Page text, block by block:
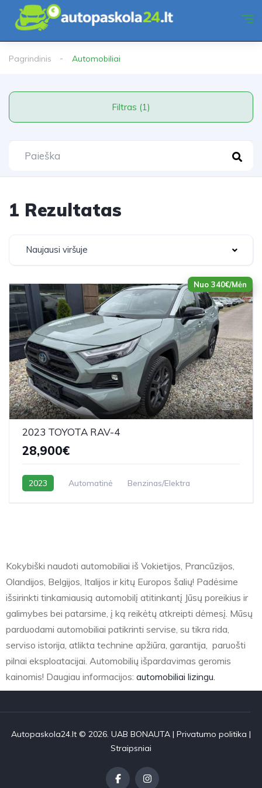
Pagrindinis Automobiliai
Filtras (1)
1 Rezultatas
Naujausi viršuje
Nuo 340€/Mėn
6
2023 TOYOTA RAV-4
28,900€
2023 Automatinė Benzinas/Elektra
Kokybiški naudoti automobiliai iš Vokietijos, Prancūzijos,
Olandijos, Belgijos, Italijos ir kitų Europos šalių! Padėsime
išsirinkti tinkamiausią automobilį atitinkantį Jūsų poreikius ir
galimybes bei patarsime, į ką reikėtų atkreipti dėmesį. Mūsų
parduodami automobiliai patikrinti servise, su tikra rida,
serviso istorija, atlikta technine apžiūra, garantija, paruošti
pilnai eksploatacijai. Automobilių išpardavimas geromis
kainomis! Daugiau informacijos: automobiliai lizingu.
Autopaskola24.lt © 2026. UAB BONAUTA | Privatumo politika |
Straipsniai